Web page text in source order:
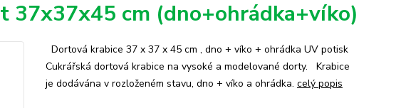
37x37x45 cm (dno+ohrádka+víko)
Dortová krabice 37 x 37 x 45 cm , dno + víko + ohrádka UV potisk
Cukrářská dortová krabice na vysoké a modelované dorty. Krabice
je dodávána v rozloženém stavu, dno + víko a ohrádka. celý popis